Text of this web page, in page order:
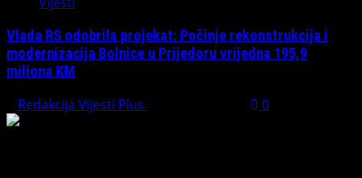
Vlada RS odobrila projekat: Počinje rekonstrukcija i
modernizacija Bolnice u Prijedoru vrijedna 195,9
miliona KM
Redakcija Vijesti Plus
0